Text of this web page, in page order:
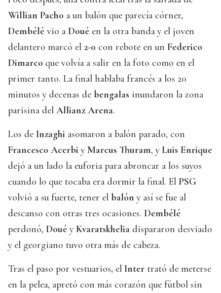
Willian Pacho a un balón que parecía córner,
Dembélé vio a Doué en la otra banda y el joven
delantero marcó el 2-0 con rebote en un Federico
Dimarco que volvía a salir en la foto como en el
primer tanto. La final hablaba francés a los 20
minutos y decenas de bengalas inundaron la zona
parisina del Allianz Arena.
Los de Inzaghi asomaron a balón parado, con
Francesco Acerbi yMarcus Thuram, yLuis Enrique
dejó a un lado la euforia para abroncar a los suyos
cuando lo que tocaba era dormir la final. El PSG
volvió a su fuerte, tener el balón y así se fue al
descanso con otras tres ocasiones. Dembélé
perdonó, Doué yKvaratskhelia dispararon desviado
y el georgiano tuvo otra más de cabeza.
Tras el paso por vestuarios, el Inter trató de meterse
en la pelea, apretó con más corazón que fútbol sin